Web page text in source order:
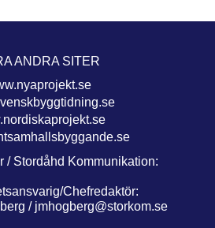
ANDRA SITER
/ Stordåhd Kommunikation:
Chefredaktör:
/ jmhogberg@storkom.se